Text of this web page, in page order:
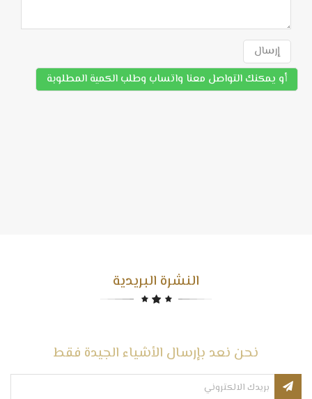
إرسال
أو يمكنك التواصل معنا واتساب وطلب الكمية المطلوبة
النشرة البريدية
نحن نعد بإرسال الأشياء الجيدة فقط